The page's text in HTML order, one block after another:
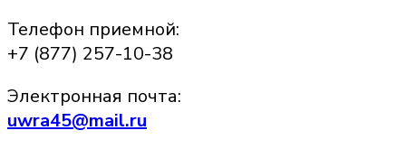
Телефон приемной:
+7 (877) 257-10-38
Электронная почта:
uwra45@mail.ru